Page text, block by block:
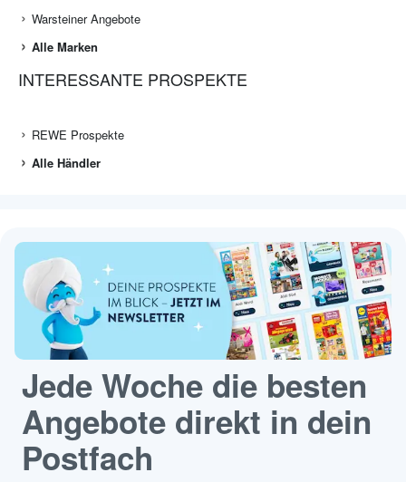
Warsteiner Angebote
Alle Marken
INTERESSANTE PROSPEKTE
REWE Prospekte
Alle Händler
Jede Woche die besten
Angebote direkt in dein
Postfach